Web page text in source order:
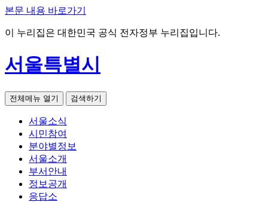
본문 내용 바로가기
이 누리집은 대한민국 공식 전자정부 누리집입니다.
서울특별시
전체메뉴 열기 검색하기
서울소식
시민참여
분야별정보
서울소개
부서안내
정보공개
응답소